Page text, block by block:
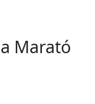
Marató